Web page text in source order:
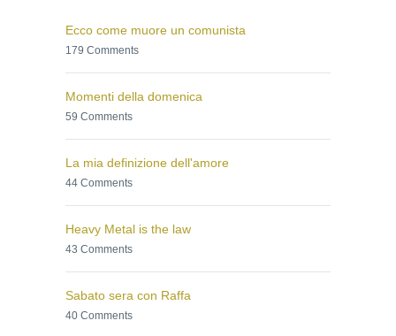
Ecco come muore un comunista
179 Comments
Momenti della domenica
59 Comments
La mia definizione dell'amore
44 Comments
Heavy Metal is the law
43 Comments
Sabato sera con Raffa
40 Comments